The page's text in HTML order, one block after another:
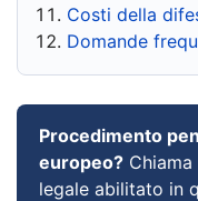
Costi della
Domande
Procedimento
europeo? Chiama
legale abilitato in